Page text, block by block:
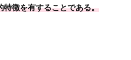
特徴を有することである。